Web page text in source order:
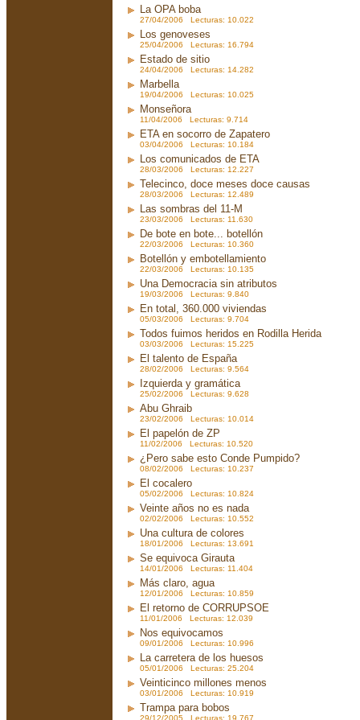
La OPA boba
27/04/2006 Lecturas: 10.022
Los genoveses
25/04/2006 Lecturas: 16.794
Estado de sitio
24/04/2006 Lecturas: 14.282
Marbella
19/04/2006 Lecturas: 10.025
Monseñora
11/04/2006 Lecturas: 9.714
ETA en socorro de Zapatero
03/04/2006 Lecturas: 10.184
Los comunicados de ETA
28/03/2006 Lecturas: 12.227
Telecinco, doce meses doce causas
28/03/2006 Lecturas: 12.489
Las sombras del 11-M
23/03/2006 Lecturas: 11.630
De bote en bote... botellón
22/03/2006 Lecturas: 10.360
Botellón y embotellamiento
22/03/2006 Lecturas: 10.135
Una Democracia sin atributos
19/03/2006 Lecturas: 9.840
En total, 360.000 viviendas
05/03/2006 Lecturas: 9.704
Todos fuimos heridos en Rodilla Herida
03/03/2006 Lecturas: 15.225
El talento de España
28/02/2006 Lecturas: 9.564
Izquierda y gramática
25/02/2006 Lecturas: 9.628
Abu Ghraib
23/02/2006 Lecturas: 10.014
El papelón de ZP
11/02/2006 Lecturas: 10.520
¿Pero sabe esto Conde Pumpido?
08/02/2006 Lecturas: 10.237
El cocalero
05/02/2006 Lecturas: 10.824
Veinte años no es nada
02/02/2006 Lecturas: 10.552
Una cultura de colores
18/01/2006 Lecturas: 13.691
Se equivoca Girauta
14/01/2006 Lecturas: 11.404
Más claro, agua
12/01/2006 Lecturas: 10.859
El retorno de CORRUPSOE
11/01/2006 Lecturas: 12.039
Nos equivocamos
09/01/2006 Lecturas: 10.996
La carretera de los huesos
05/01/2006 Lecturas: 25.204
Veinticinco millones menos
03/01/2006 Lecturas: 10.919
Trampa para bobos
29/12/2005 Lecturas: 19.767